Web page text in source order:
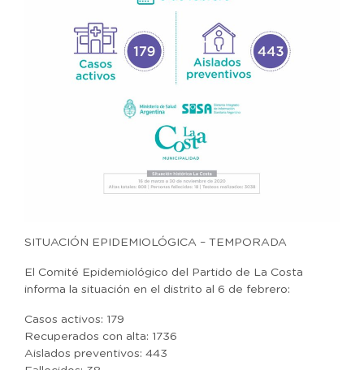
SITUACIÓN EPIDEMIOLÓGICA – TEMPORADA
El Comité Epidemiológico del Partido de La Costa
informa la situación en el distrito al 6 de febrero:
Casos activos: 179
Recuperados con alta: 1736
Aislados preventivos: 443